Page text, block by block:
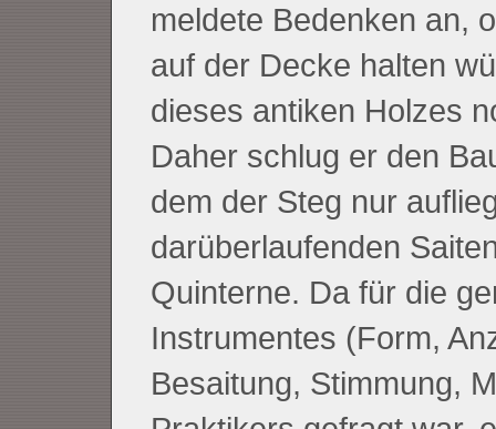
meldete Bedenken an,
auf der Decke halten
dieses antiken Holzes
Daher schlug er den
dem der Steg nur
darüberlaufenden
Quinterne. Da für die
Instrumentes (Form,
Besaitung, Stimmung,